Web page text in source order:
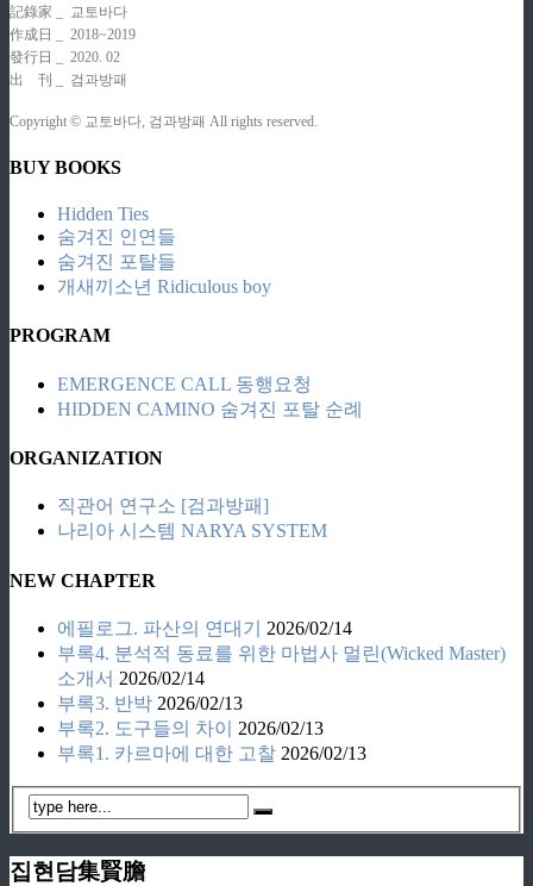
記錄家 _ 교토바다
作成日 _ 2018~2019
發行日 _ 2020. 02
出
刊 _ 검과방패
Copyright © 교토바다, 검과방패 All rights reserved.
BUY BOOKS
Hidden Ties
숨겨진 인연들
숨겨진 포탈들
개새끼소년 Ridiculous boy
PROGRAM
EMERGENCE CALL 동행요청
HIDDEN CAMINO 숨겨진 포탈 순례
ORGANIZATION
직관어 연구소 [검과방패]
나리아 시스템 NARYA SYSTEM
NEW CHAPTER
에필로그. 파산의 연대기
2026/02/14
부록4. 분석적 동료를 위한 마법사 멀린(Wicked Master)
소개서 2026/02/14
부록3. 반박 2026/02/13
부록2. 도구들의 차이
2026/02/13
부록1. 카르마에 대한 고찰 2026/02/13
집현담集賢膽